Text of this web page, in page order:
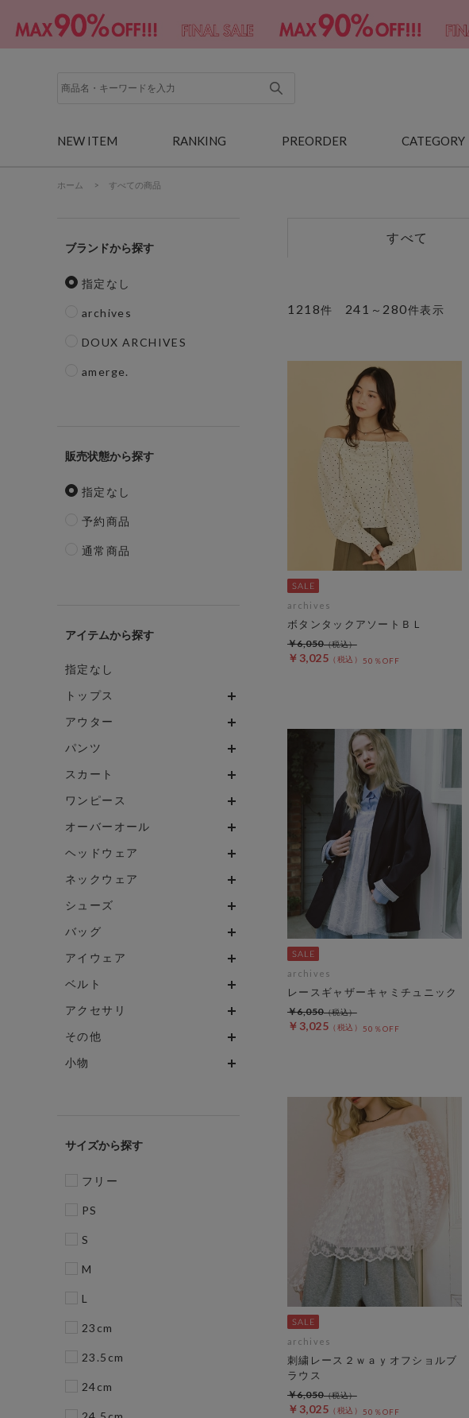
NEW ITEM RANKING PREORDER CATEGORY
ホーム > すべての商品
ブランド
指定なし
archives
DOUX ARCHIVES
amerge.
販売状態
指定なし
予約商品
通常商品
アイテム
指定なし
トップス
アウター
パンツ
スカート
ワンピース
オーバーオール
ヘッドウェア
ネックウェア
シューズ
バッグ
アイウェア
ベルト
アクセサリ
その他
小物
サイズ
フリー
PS
S
M
L
23cm
23.5cm
24cm
すべて
1218件 241 ～ 280件表示
archives
ボタンタックアソートＢＬ
￥3,025 50％OFF
￥6,050
archives
レースギャザーキャミチュニック
￥3,025 50％OFF
￥6,050
archives
刺繍レース２ｗａｙオフショルブ
ラウス
￥3,025 50％OFF
￥6,050